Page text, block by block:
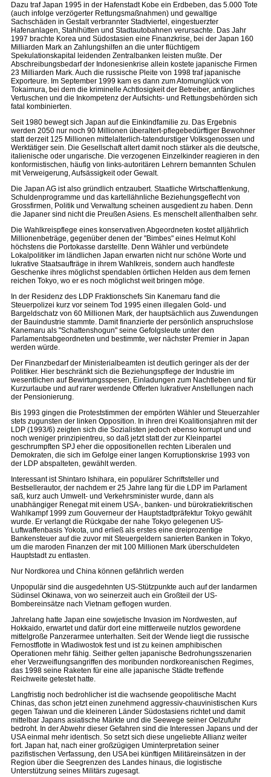
Dazu traf Japan 1995 in der Hafenstadt Kobe ein Erdbeben, das 5.000 Tote
(auch infolge verzögerter Rettungsmaßnahmen) und gewaltige
Sachschäden in Gestalt verbrannter Stadtviertel, eingestuerzter
Hafenanlagen, Stahlhütten und Stadtautobahnen verursachte. Das Jahr
1997 brachte Korea und Südostasien eine Finanzkrise, bei der Japan 160
Milliarden Mark an Zahlungshilfen an die unter flüchtigem
Spekulationskapital leidenden Zentralbanken leisten mußte. Der
Abschreibungsbedarf der Indonesienkrise allein kostete japanische Firmen
23 Milliarden Mark. Auch die russische Pleite von 1998 traf japanische
Exporteure. Im September 1999 kam es dann zum Atomunglück von
Tokaimura, bei dem die kriminelle Achtlosigkeit der Betreiber, anfängliches
Vertuschen und die Inkompetenz der Aufsichts- und Rettungsbehörden sich
fatal kombinierten.
Seit 1980 bewegt sich Japan auf die Einkindfamilie zu. Das Ergebnis
werden 2050 nur noch 90 Millionen überaltert-pflegebedürftiger Bewohner
statt derzeit 125 Millionen mittelalterlich-tatendurstiger Volksgenossen und
Werktätiger sein. Die Gesellschaft altert damit noch stärker als die deutsche,
italienische oder ungarische. Die verzogenen Einzelkinder reagieren in den
konformistischen, häufig von links-autoritären Lehrern bemannten Schulen
mit Verweigerung, Aufsässigkeit oder Gewalt.
Die Japan AG ist also gründlich entzaubert. Staatliche Wirtschaftlenkung,
Schuldenprogramme und das kartellähnliche Beziehungsgeflecht von
Grossfirmen, Politik und Verwaltung scheinen ausgedient zu haben. Denn
die Japaner sind nicht die Preußen Asiens. Es menschelt allenthalben sehr.
Die Wahlkreispflege eines konservativen Abgeordneten kostet alljährlich
Millionenbeträge, gegenüber denen der "Bimbes" eines Helmut Kohl
höchstens die Portokasse darstellte. Denn Wähler und verbündete
Lokalpolitiker im ländlichen Japan erwarten nicht nur schöne Worte und
lukrative Staatsaufträge in ihrem Wahlkreis, sondern auch handfeste
Geschenke ihres möglichst spendablen örtlichen Helden aus dem fernen
reichen Tokyo, wo er es noch möglichst weit bringen möge.
In der Residenz des LDP Fraktionschefs Sin Kanemaru fand die
Steuerpolizei kurz vor seinem Tod 1995 einen illegalen Gold- und
Bargeldschatz von 60 Millionen Mark, der hauptsächlich aus Zuwendungen
der Bauindustrie stammte. Damit finanzierte der persönlich anspruchslose
Kanemaru als "Schattenshogun" seine Gefolgsleute unter den
Parlamentsabgeordneten und bestimmte, wer nächster Premier in Japan
werden würde.
Der Finanzbedarf der Ministerialbeamten ist deutlich geringer als der der
Politiker. Hier beschränkt sich die Beziehungspflege der Industrie im
wesentlichen auf Bewirtungsspesen, Einladungen zum Nachtleben und für
Kurzurlaube und auf rarer werdende Offerten lukrativer Anstellungen nach
der Pensionierung.
Bis 1993 gingen die Proteststimmen der empörten Wähler und Steuerzahler
stets zugunsten der linken Opposition. In ihren drei Koalitionsjahren mit der
LDP (1993/6) zeigten sich die Sozialisten jedoch ebenso korrupt und und
noch weniger prinzipientreu, so daß jetzt statt der zur Kleinpartei
geschrumpften SPJ eher die oppositionellen rechten Liberalen und
Demokraten, die sich im Gefolge einer langen Korruptionskrise 1993 von
der LDP abspalteten, gewählt werden.
Interessant ist Shintaro Ishihara, ein populärer Schriftsteller und
Bestsellerautor, der nachdem er 25 Jahre lang für die LDP im Parlament
saß, kurz auch Umwelt- und Verkehrsminister wurde, dann als
unabhängiger Renegat mit einem USA-, banken- und bürokratiekritischen
Wahlkampf 1999 zum Gouverneur der Hauptstadtpräfektur Tokyo gewählt
wurde. Er verlangt die Rückgabe der nahe Tokyo gelegenen US-
Luftwaffenbasis Yokota, und erließ als erstes eine dreiprozentige
Bankensteuer auf die zuvor mit Steuergeldern sanierten Banken in Tokyo,
um die maroden Finanzen der mit 100 Millionen Mark überschuldeten
Hauptstadt zu entlasten.
Nur Nordkorea und China können gefährlich werden
Unpopulär sind die ausgedehnten US-Stützpunkte auch auf der landarmen
Südinsel Okinawa, von wo seinerzeit auch ein Großteil der US-
Bombereinsätze nach Vietnam geflogen wurden.
Jahrelang hatte Japan eine sowjetische Invasion im Nordwesten, auf
Hokkaido, erwartet und dafür dort eine mittlerweile nutzlos gewordene
mittelgroße Panzerarmee unterhalten. Seit der Wende liegt die russische
Fernostflotte in Wladiwostok fest und ist zu keinen amphibischen
Operationen mehr fähig. Seither gelten japanische Bedrohungsszenarien
eher Verzweiflungsangriffen des moribunden nordkoreanischen Regimes,
das 1998 seine Raketen für eine alle japanische Städte treffende
Reichweite getestet hatte.
Langfristig noch bedrohlicher ist die wachsende geopolitische Macht
Chinas, das schon jetzt einen zunehmend aggressiv-chauvinistischen Kurs
gegen Taiwan und die kleineren Länder Südostasiens richtet und damit
mittelbar Japans asiatische Märkte und die Seewege seiner Oelzufuhr
bedroht. In der Abwehr dieser Gefahren sind die Interessen Japans und der
USA einmal mehr identisch. So setzt sich diese ungeliebte Allianz weiter
fort. Japan hat, nach einer großzügigen Uminterpretation seiner
pazifistischen Verfassung, den USA bei künftigen Militäreinsätzen in der
Region über die Seegrenzen des Landes hinaus, die logistische
Unterstützung seines Militärs zugesagt.